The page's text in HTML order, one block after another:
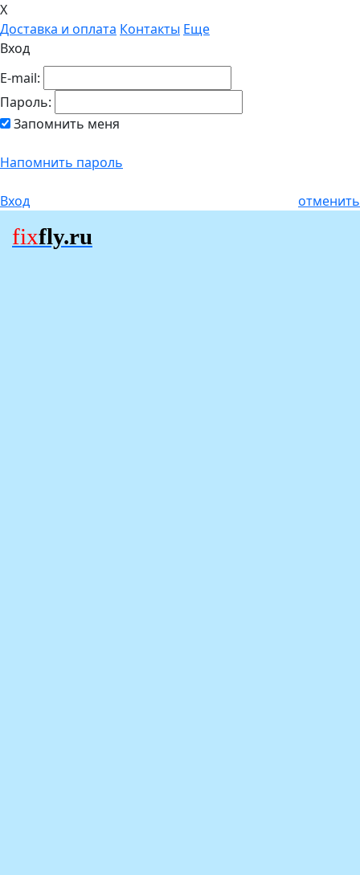
X
Доставка и оплата Контакты Еще
Вход
E-mail:
Пароль:
Запомнить меня
Напомнить пароль
Вход отменить
fixfly.ru